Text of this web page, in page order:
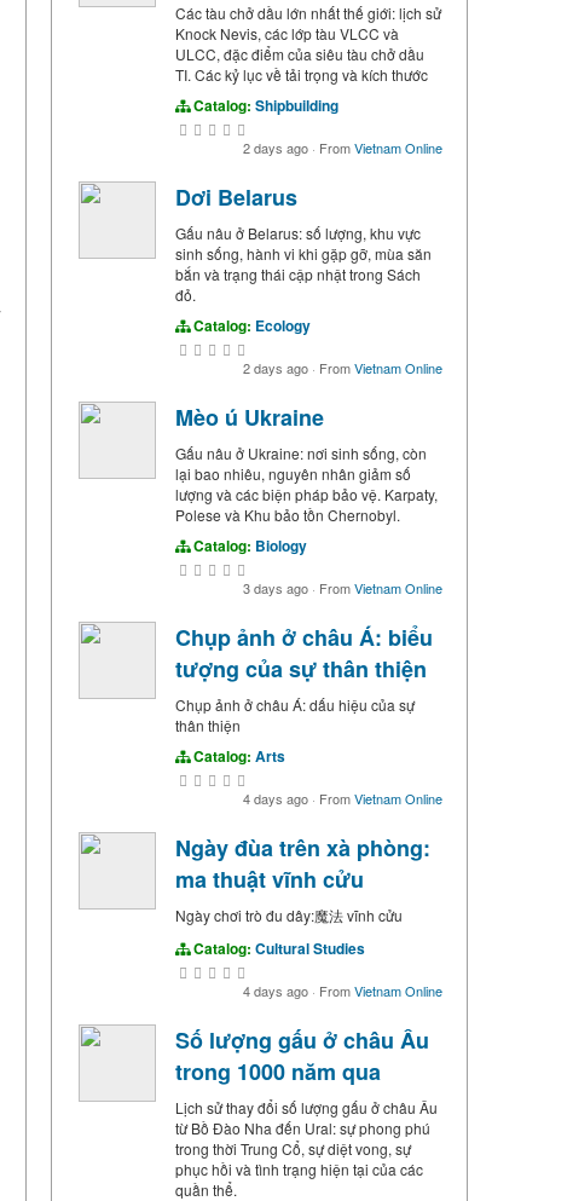
Các tàu chở dầu lớn nhất thế giới: lịch sử
Knock Nevis, các lớp tàu VLCC và
ULCC, đặc điểm của siêu tàu chở dầu
TI. Các kỷ lục về tải trọng và kích thước
Catalog: Shipbuilding
2 days ago · FromVietnam Online
Dơi Belarus
Gấu nâu ở Belarus: số lượng, khu vực
sinh sống, hành vi khi gặp gỡ, mùa săn
bắn và trạng thái cập nhật trong Sách
đỏ.
Catalog: Ecology
2 days ago · FromVietnam Online
Mèo ú Ukraine
Gấu nâu ở Ukraine: nơi sinh sống, còn
lại bao nhiêu, nguyên nhân giảm số
lượng và các biện pháp bảo vệ. Karpaty,
Polese và Khu bảo tồn Chernobyl.
Catalog: Biology
3 days ago · FromVietnam Online
Chụp ảnh ở châu Á: biểu
tượng của sự thân thiện
Chụp ảnh ở châu Á: dấu hiệu của sự
thân thiện
Catalog: Arts
4 days ago · FromVietnam Online
Ngày đùa trên xà phòng:
ma thuật vĩnh cửu
Ngày chơi trò đu dây:魔法 vĩnh cửu
Catalog: Cultural Studies
4 days ago · FromVietnam Online
Số lượng gấu ở châu Âu
trong 1000 năm qua
Lịch sử thay đổi số lượng gấu ở châu Âu
từ Bồ Đào Nha đến Ural: sự phong phú
trong thời Trung Cổ, sự diệt vong, sự
phục hồi và tình trạng hiện tại của các
quần thể.